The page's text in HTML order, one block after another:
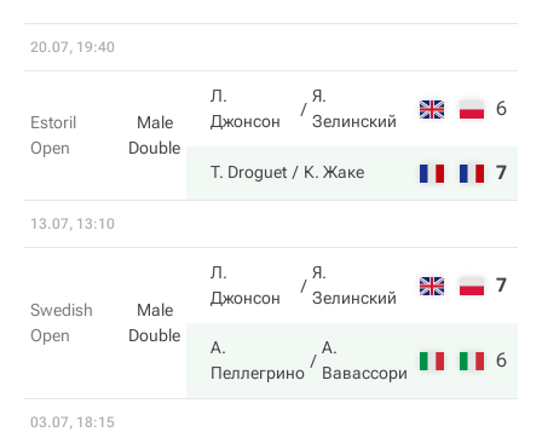
20.07, 19:40
Estoril
Open
Male
Double
Л.
Джонсон
Я.
Зелинский
6
T. Droguet К. Жаке 7
13.07, 13:10
Swedish
Open
Male
Double
Л.
Джонсон
Я.
Зелинский
7
А.
Пеллегрино
А.
Вавассори
6
03.07, 18:15